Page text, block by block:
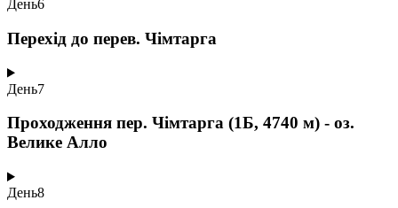
День6
Перехід до перев. Чімтарга
День7
Проходження пер. Чімтарга (1Б, 4740 м) - оз.
Велике Алло
День8